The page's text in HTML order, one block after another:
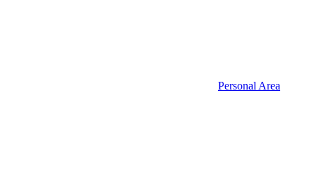
Personal Area